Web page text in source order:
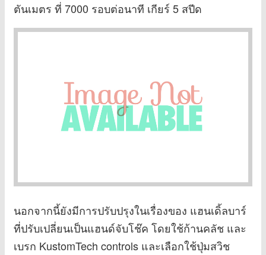
ตันเมตร ที่ 7000 รอบต่อนาที เกียร์ 5 สปีด
นอกจากนี้ยังมีการปรับปรุงในเรื่องของ แฮนเดิ้ลบาร์
ที่ปรับเปลี่ยนเป็นแฮนด์จับโช๊ค โดยใช้ก้านคลัช และ
เบรก KustomTech controls และเลือกใช้ปุ่มสวิช